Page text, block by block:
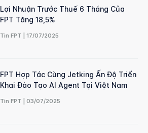
Lợi Nhuận Trước Thuế 6 Tháng Của
FPT Tăng 18,5%
Tin FPT | 17/07/2025
FPT Hợp Tác Cùng Jetking Ấn Độ Triển
Khai Đào Tạo AI Agent Tại Việt Nam
Tin FPT | 03/07/2025